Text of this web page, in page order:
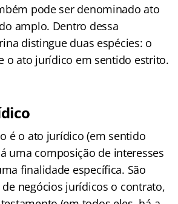
pode ser denominado ato
amplo. Dentro dessa
distingue duas espécies: o
o ato jurídico em sentido estrito.
é o ato jurídico (em sentido
uma composição de interesses
finalidade específica. São
negócios jurídicos o contrato,